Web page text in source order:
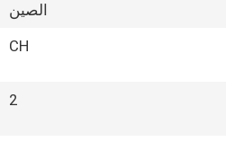
الصين
CH
2